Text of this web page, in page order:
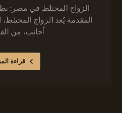
الزواج المختلط في مصر:
المقدمة يُعد الزواج
أجانب، من
قراءة